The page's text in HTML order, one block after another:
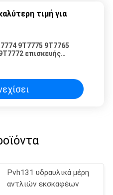
τιμή για
9T7775 9T7765
επισκευής
Pvh131 υδραυλικά μέρη
αντλιών εκσκαφέων